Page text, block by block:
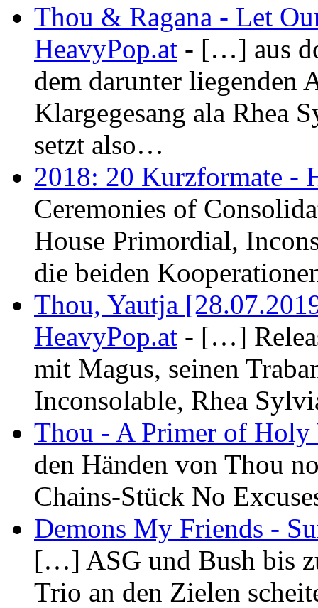
Thou & Ragana - Let
HeavyPop.at - […] aus
dem darunter liegenden
Klargegesang ala Rhea
setzt also…
2018: 20 Kurzformate -
Ceremonies of
House Primordial,
die beiden
Thou, Yautja
HeavyPop.at - […]
mit Magus, seinen
Inconsolable, Rhea
Thou - A Primer of Holy
den Händen von Thou
Chains-Stück No
Demons My Friends -
[…] ASG und Bush bis
Trio an den Zielen